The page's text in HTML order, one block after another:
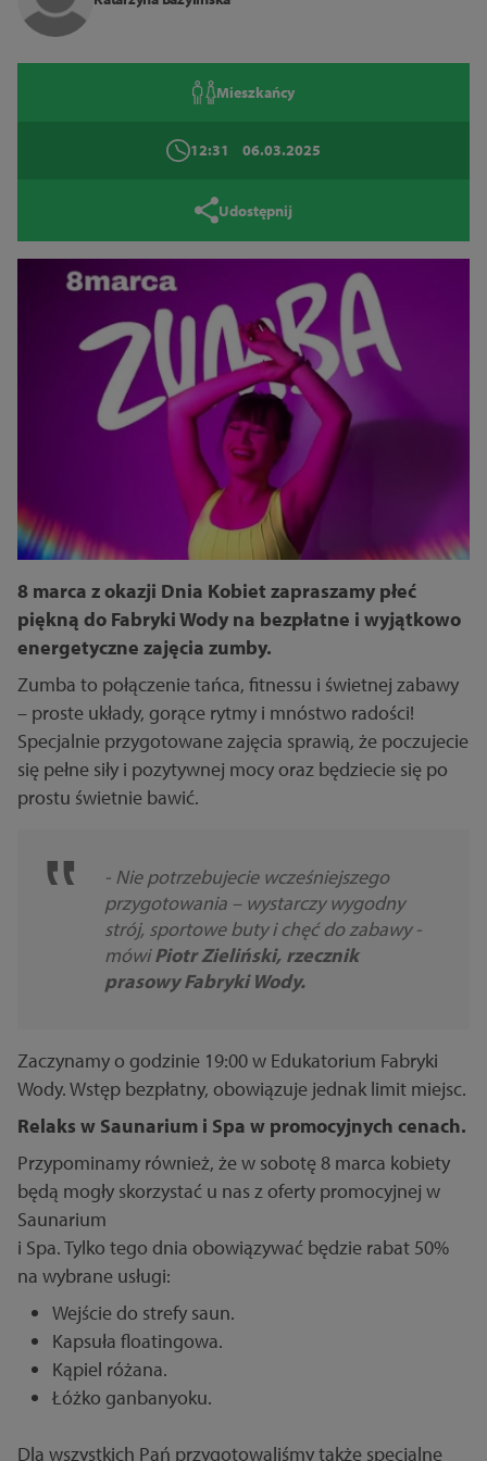
Mieszkańcy
12:31 06.03.2025
Udostępnij
8 marca z okazji Dnia Kobiet zapraszamy płeć
piękną do Fabryki Wody na bezpłatne i wyjątkowo
energetyczne zajęcia zumby.
Zumba to połączenie tańca, fitnessu i świetnej zabawy
– proste układy, gorące rytmy i mnóstwo radości!
Specjalnie przygotowane zajęcia sprawią, że poczujecie
się pełne siły i pozytywnej mocy oraz będziecie się po
prostu świetnie bawić.
- Nie potrzebujecie wcześniejszego
przygotowania – wystarczy wygodny
strój, sportowe buty i chęć do zabawy -
mówiPiotr Zieliński, rzecznik
prasowy Fabryki Wody.
Zaczynamy o godzinie 19:00 w Edukatorium Fabryki
Wody. Wstęp bezpłatny, obowiązuje jednak limit miejsc.
Relaks w Saunarium i Spa w promocyjnych cenach.
Przypominamy również, że w sobotę 8 marca kobiety
będą mogły skorzystać u nas z oferty promocyjnej w
Saunarium
i Spa. Tylko tego dnia obowiązywać będzie rabat 50%
na wybrane usługi:
Wejście do strefy saun.
Kapsuła floatingowa.
Kąpiel różana.
Łóżko ganbanyoku.
Dla wszystkich Pań przygotowaliśmy także specjalne